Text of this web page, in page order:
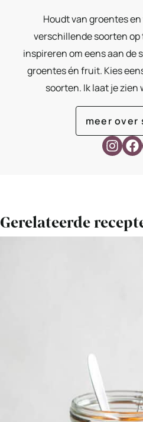
Houdt van groentes
verschillende soorten op
inspireren om eens aan de
groentes én fruit. Kies
soorten. Ik laat je zien
meer over
Gerelateerde